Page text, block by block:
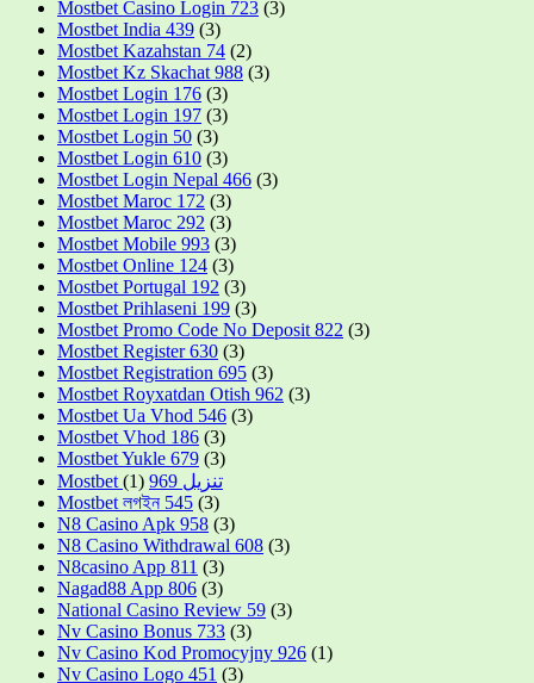
Mostbet Casino Login 723 (3)
Mostbet India 439 (3)
Mostbet Kazahstan 74 (2)
Mostbet Kz Skachat 988 (3)
Mostbet Login 176 (3)
Mostbet Login 197 (3)
Mostbet Login 50 (3)
Mostbet Login 610 (3)
Mostbet Login Nepal 466 (3)
Mostbet Maroc 172 (3)
Mostbet Maroc 292 (3)
Mostbet Mobile 993 (3)
Mostbet Online 124 (3)
Mostbet Portugal 192 (3)
Mostbet Prihlaseni 199 (3)
Mostbet Promo Code No Deposit 822 (3)
Mostbet Register 630 (3)
Mostbet Registration 695 (3)
Mostbet Royxatdan Otish 962 (3)
Mostbet Ua Vhod 546 (3)
Mostbet Vhod 186 (3)
Mostbet Yukle 679 (3)
Mostbet تنزيل 969
(1)
Mostbet লগইন 545 (3)
N8 Casino Apk 958 (3)
N8 Casino Withdrawal 608 (3)
N8casino App 811 (3)
Nagad88 App 806 (3)
National Casino Review 59 (3)
Nv Casino Bonus 733 (3)
Nv Casino Kod Promocyjny 926 (1)
Nv Casino Logo 451 (3)